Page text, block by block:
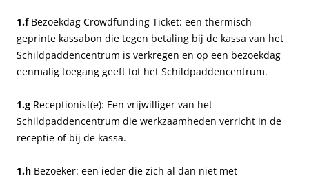
1.fBezoekdag Crowdfunding Ticket: een thermisch
geprinte kassabon die tegen betaling bij de kassa van het
Schildpaddencentrum is verkregen en op een bezoekdag
eenmalig toegang geeft tot het Schildpaddencentrum.
1.g Receptionist(e): Een vrijwilliger van het
Schildpaddencentrum die werkzaamheden verricht in de
receptie of bij de kassa.
1.h Bezoeker: een ieder die zich al dan niet met